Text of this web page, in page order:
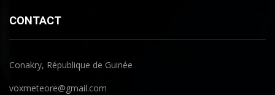
CONTACT
Conakry, République de Guinée
voxmeteore@gmail.com